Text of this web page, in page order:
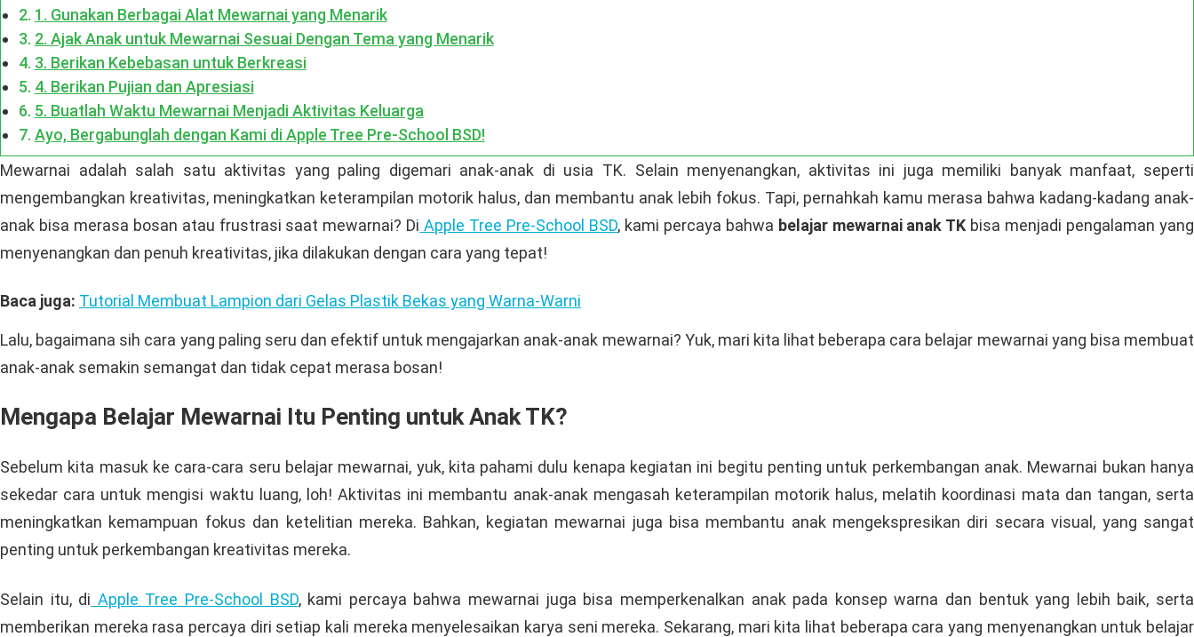
1. Gunakan Berbagai Alat Mewarnai yang Menarik
2. Ajak Anak untuk Mewarnai Sesuai Dengan Tema yang Menarik
3. Berikan Kebebasan untuk Berkreasi
4. Berikan Pujian dan Apresiasi
5. Buatlah Waktu Mewarnai Menjadi Aktivitas Keluarga
Ayo, Bergabunglah dengan Kami di Apple Tree Pre-School BSD!
Mewarnai adalah salah satu aktivitas yang paling digemari anak-anak di usia TK. Selain menyenangkan, aktivitas ini juga memiliki banyak manfaat, seperti
mengembangkan kreativitas, meningkatkan keterampilan motorik halus, dan membantu anak lebih fokus. Tapi, pernahkah kamu merasa bahwa kadang-kadang anak-
anak bisa merasa bosan atau frustrasi saat mewarnai? Di Apple Tree Pre-School BSD, kami percaya bahwa belajar mewarnai anak TK bisa menjadi pengalaman yang
menyenangkan dan penuh kreativitas, jika dilakukan dengan cara yang tepat!
Baca juga: Tutorial Membuat Lampion dari Gelas Plastik Bekas yang Warna-Warni
Lalu, bagaimana sih cara yang paling seru dan efektif untuk mengajarkan anak-anak mewarnai? Yuk, mari kita lihat beberapa cara belajar mewarnai yang bisa membuat
anak-anak semakin semangat dan tidak cepat merasa bosan!
Mengapa Belajar Mewarnai Itu Penting untuk Anak TK?
Sebelum kita masuk ke cara-cara seru belajar mewarnai, yuk, kita pahami dulu kenapa kegiatan ini begitu penting untuk perkembangan anak. Mewarnai bukan hanya
sekedar cara untuk mengisi waktu luang, loh! Aktivitas ini membantu anak-anak mengasah keterampilan motorik halus, melatih koordinasi mata dan tangan, serta
meningkatkan kemampuan fokus dan ketelitian mereka. Bahkan, kegiatan mewarnai juga bisa membantu anak mengekspresikan diri secara visual, yang sangat
penting untuk perkembangan kreativitas mereka.
Selain itu, di Apple Tree Pre-School BSD, kami percaya bahwa mewarnai juga bisa memperkenalkan anak pada konsep warna dan bentuk yang lebih baik, serta
memberikan mereka rasa percaya diri setiap kali mereka menyelesaikan karya seni mereka. Sekarang, mari kita lihat beberapa cara yang menyenangkan untuk belajar